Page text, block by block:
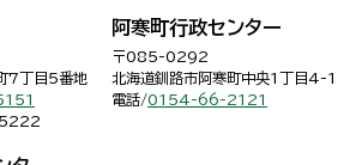
7丁目5番地
阿寒町行政センター
〒085-0292
北海道釧路市阿寒町中央1丁目4-1
電話/0154-66-2121